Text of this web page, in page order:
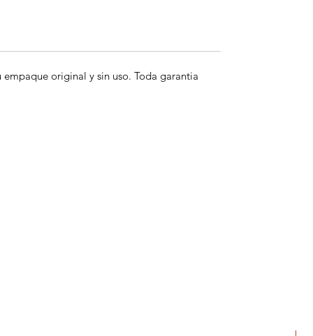
original y sin uso. Toda garantia